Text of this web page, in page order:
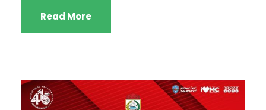
Read More